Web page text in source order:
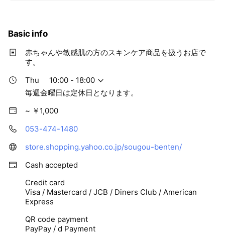
Basic info
赤ちゃんや敏感肌の方のスキンケア商品を扱うお店で
す。
Thu
10:00 - 18:00
毎週金曜日は定休日となります。
~ ￥1,000
053-474-1480
store.shopping.yahoo.co.jp/sougou-benten/
Cash accepted
Credit card
Visa / Mastercard / JCB / Diners Club / American
Express
QR code payment
PayPay / d Payment